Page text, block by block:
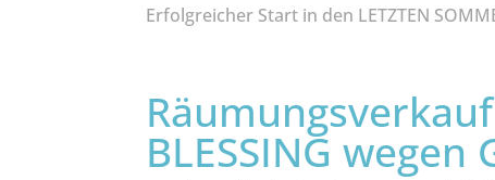
Erfolgreicher Start in den LETZTEN
Räumungsverkauf
BLESSING